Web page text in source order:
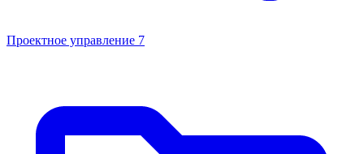
Проектное управление 7